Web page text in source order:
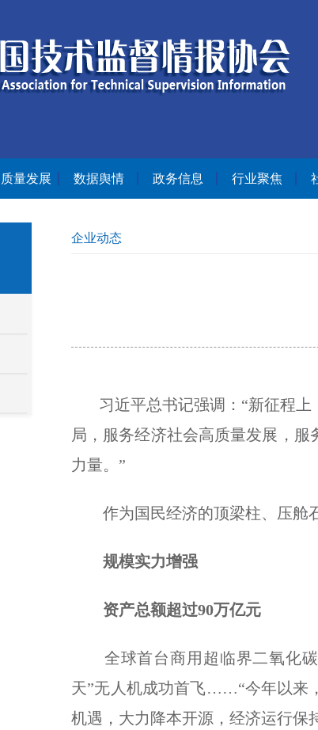
量发展 数据舆情 政务信息 行业聚焦
企业动态
习近平总书记强调：“新征程上
局，服务经济社会高质量发展，
力量。”
作为国民经济的顶梁柱、压舱石
规模实力增强
资产总额超过90万亿元
全球首台商用超临界二氧化碳
天”无人机成功首飞……“今年以来
机遇，大力降本开源，经济运行保